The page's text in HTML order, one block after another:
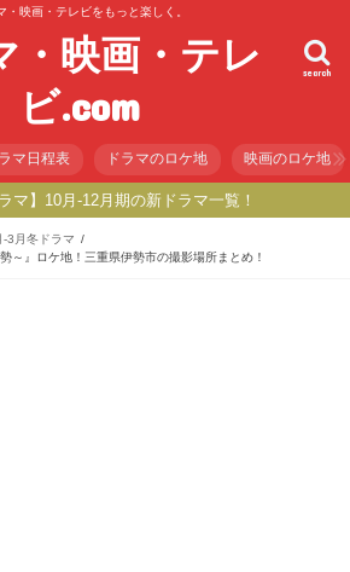
・映画・テレビをもっと楽しく。
・映画・テレ
ビ.com
search
マ日程表 ドラマのロケ地 映画のロケ地
マ】10月-12月期の新ドラマ一覧！
3月冬ドラマ
～』ロケ地！三重県伊勢市の撮影場所まとめ！